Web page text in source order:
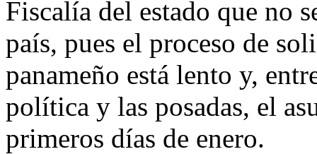
Fiscalía del estado que no
país, pues el proceso de
panameño está lento y,
política y las posadas, el
primeros días de enero.